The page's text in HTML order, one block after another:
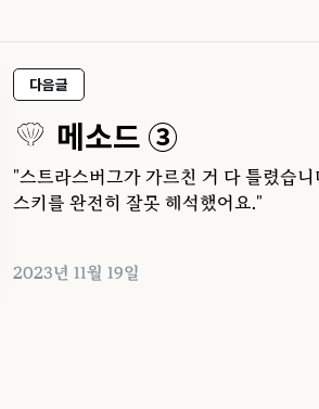
다음글
메소드 ③
"스트라스버그가 가르친 거 다 틀렸습
스키를 완전히 잘못 해석했어요."
2023년 11월 19일